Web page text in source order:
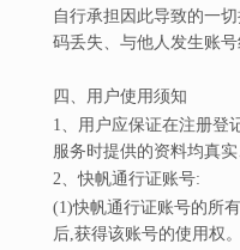
自行承担因此导致的一
码丢失、与他人发生账号
四、用户使用须知
1、用户应保证在注册登
服务时提供的资料均真实
2、快帆通行证账号:
(1)快帆通行证账号的所
后,获得该账号的使用权。